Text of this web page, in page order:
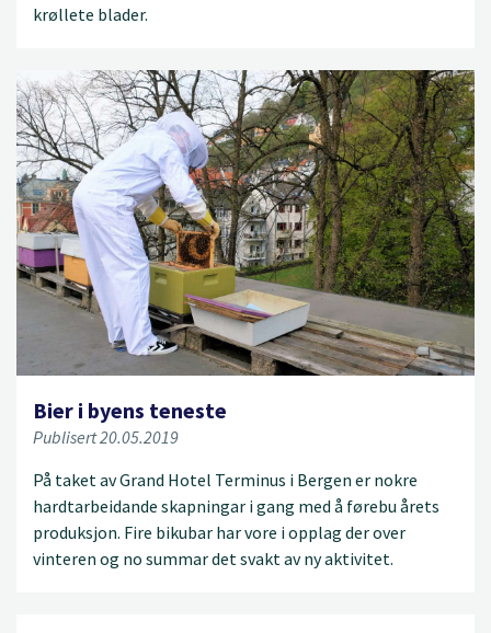
krøllete blader.
Bier i byens teneste
Publisert 20.05.2019
På taket av Grand Hotel Terminus i Bergen er nokre
hardtarbeidande skapningar i gang med å førebu årets
produksjon. Fire bikubar har vore i opplag der over
vinteren og no summar det svakt av ny aktivitet.